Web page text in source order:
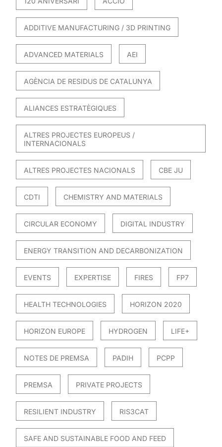
ADDITIVE MANUFACTURING / 3D PRINTING
ADVANCED MATERIALS AEI
AGÈNCIA DE RESIDUS DE CATALUNYA
ALIANCES ESTRATÈGIQUES
ALTRES PROJECTES EUROPEUS /
INTERNACIONALS
ALTRES PROJECTES NACIONALS CBE JU
CDTI CHEMISTRY AND MATERIALS
CIRCULAR ECONOMY DIGITAL INDUSTRY
ENERGY TRANSITION AND DECARBONIZATION
EVENTS EXPERTISE FIRES FP7
HEALTH TECHNOLOGIES HORIZON 2020
HORIZON EUROPE HYDROGEN LIFE+
NOTES DE PREMSA PADIH PCPP
PREMSA PRIVATE PROJECTS
RESILIENT INDUSTRY RIS3CAT
SAFE AND SUSTAINABLE FOOD AND FEED